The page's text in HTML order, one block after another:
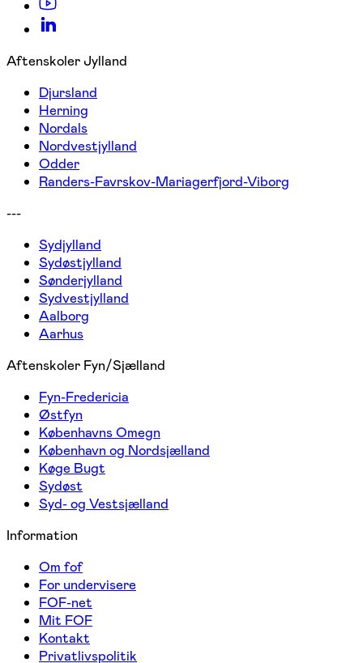
Aftenskoler Jylland
Djursland
Herning
Nordals
Nordvestjylland
Odder
Randers-Favrskov-Mariagerfjord-Viborg
---
Sydjylland
Sydøstjylland
Sønderjylland
Sydvestjylland
Aalborg
Aarhus
Aftenskoler Fyn/Sjælland
Fyn-Fredericia
Østfyn
Københavns Omegn
København og Nordsjælland
Køge Bugt
Sydøst
Syd- og Vestsjælland
Information
Om fof
For undervisere
FOF-net
Mit FOF
Kontakt
Privatlivspolitik